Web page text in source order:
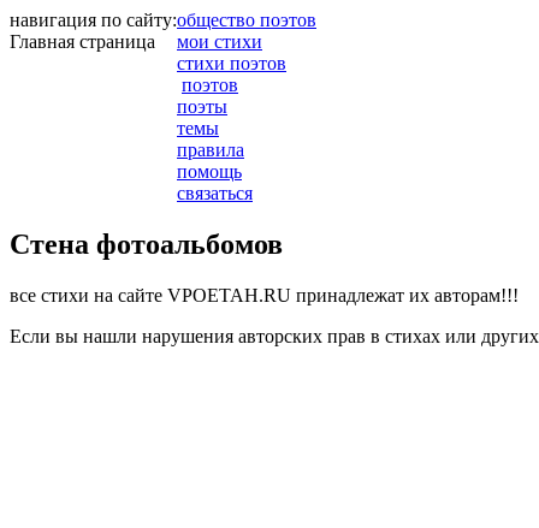
навигация по сайту:
Главная страница
общество поэтов
мои стихи
стихи поэтов
поэтов
поэты
темы
правила
помощь
связаться
Стена фотоальбомов
все стихи на сайте VPOETAH.RU принадлежат их авторам!!!
Если вы нашли нарушения авторских прав в стихах или